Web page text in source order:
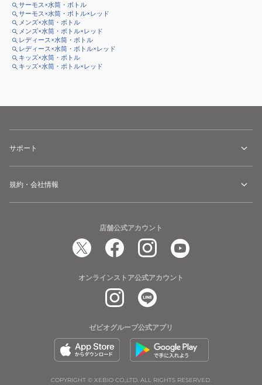
サーモス×水筒・ボトル
サーモス×水筒・ボトル×レッド
メンズ×水筒・ボトル
メンズ×水筒・ボトル×レッド
レディース×水筒・ボトル
レディース×水筒・ボトル×レッド
キッズ×水筒・ボトル
キッズ×水筒・ボトル×レッド
サポート
規約・会社情報
店舗公式アカウント
オンラインストア公式アカウント
ゼビオグループ公式アプリ
COPYRIGHT © XEBIO CO.,LTD. ALL RIGHTS RESERVED.